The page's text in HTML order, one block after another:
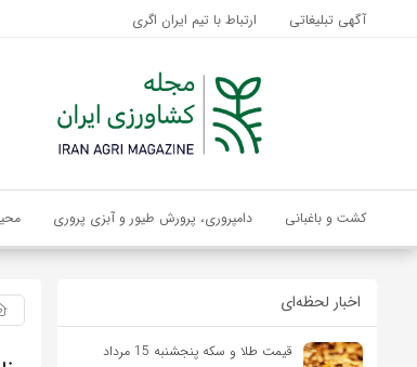
آگهی تبلیغاتی ارتباط با تیم ایران اگری
کشت و باغبانی دامپروری، پرورش طیور و آبزی پروری
اخبار لحظه‌ای
قیمت طلا و سکه پنجشنبه 15 مرداد